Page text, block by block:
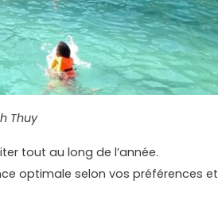
Thuy
tout au long de l’année.
optimale selon vos préférences et